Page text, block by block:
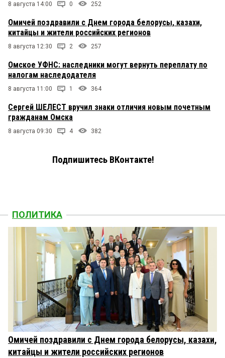
8 августа 14:00 0 252
Омичей поздравили с Днем города белорусы, казахи,
китайцы и жители российских регионов
8 августа 12:30 2 257
Омское УФНС: наследники могут вернуть переплату по
налогам наследодателя
8 августа 11:00 1 364
Сергей ШЕЛЕСТ вручил знаки отличия новым почетным
гражданам Омска
8 августа 09:30 4 382
Подпишитесь ВКонтакте!
ПОЛИТИКА
Омичей поздравили с Днем города белорусы, казахи,
китайцы и жители российских регионов